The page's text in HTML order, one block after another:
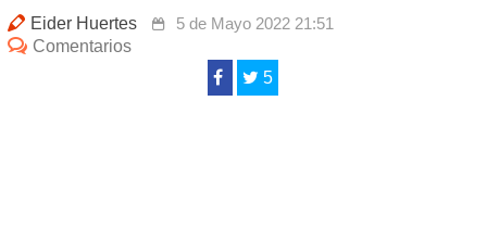
Eider Huertes
5 de Mayo 2022 21:51
Comentarios
5